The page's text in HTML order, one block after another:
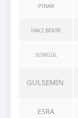
PINAR
HACI BEKİR
SONGÜL
GÜLSEMİN
ESRA